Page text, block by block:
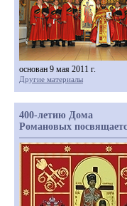
основан 9 мая 2011 г.
Другие материалы
400-летию Дома
Романовых